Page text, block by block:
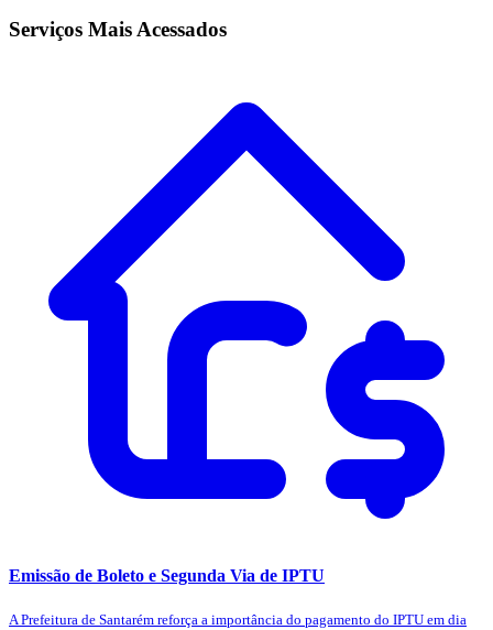
Serviços Mais Acessados
Emissão de Boleto e Segunda Via de IPTU
A Prefeitura de Santarém reforça a importância do pagamento do IPTU em dia